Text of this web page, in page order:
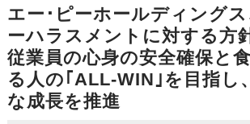
エー･ピーホールディング
ーハラスメントに対する方
従業員の心身の安全確保と
る人の｢ALL-WIN｣を目指し
な成長を推進